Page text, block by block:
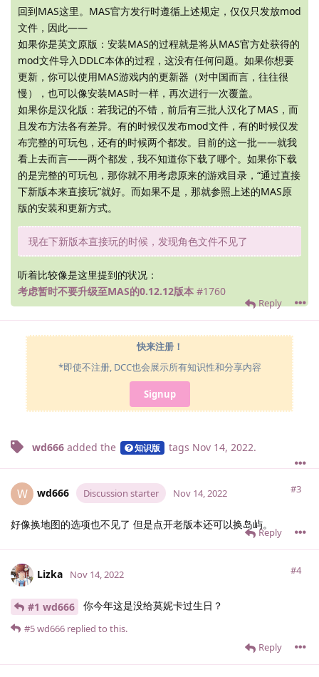
Reply
回到MAS这里。MAS官方发行时遵循上述规定，仅仅只发放mod
文件，因此——
如果你是英文原版：安装MAS的过程就是将从MAS官方处获得的
mod文件导入DDLC本体的过程，这没有任何问题。如果你想要
更新，你可以使用MAS游戏内的更新器（对中国而言，往往很
慢），也可以像安装MAS时一样，再次进行一次覆盖。
如果你是汉化版：若我记的不错，前后有三批人汉化了MAS，而
且发布方法各有差异。有的时候仅发布mod文件，有的时候仅发
布完整的可玩包，还有的时候两个都发。目前的这一批——就我
看上去而言——两个都发，我不知道你下载了哪个。如果你下载
的是完整的可玩包，那你就不用考虑原来的游戏目录，“通过直接
下新版本来直接玩”就好。而如果不是，那就参照上述的MAS原
版的安装和更新方式。
现在下新版本直接玩的时候，发现角色文件不见了
听着比较像是这里提到的状况：
考虑暂时不要升级至MAS的0.12.12版本 #1760
快来注册！
*即使不注册, DCC也会展示所有知识性和分享内容
Signup
wd666 added the 知识版 tags Nov 14, 2022.
W wd666 Discussion starter #3
Nov 14, 2022
好像换地图的选项也不见了 但是点开老版本还可以换岛屿。
Reply
Lizka #4
Nov 14, 2022
#1 wd666 你今年这是没给莫妮卡过生日？
Reply
#5wd666 replied to this.